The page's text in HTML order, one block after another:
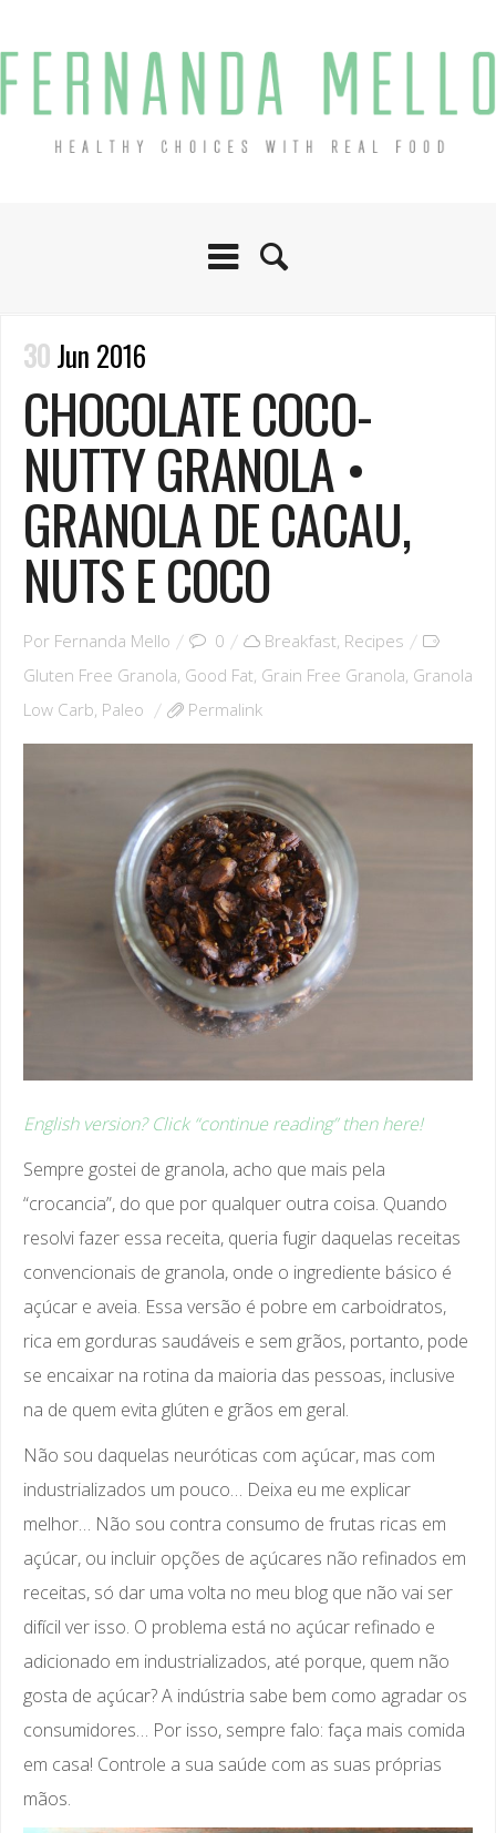
30Jun 2016
CHOCOLATE COCO-
NUTTY GRANOLA •
GRANOLA DE CACAU,
NUTS E COCO
Por Fernanda Mello 0 Breakfast, Recipes
Gluten Free Granola, Good Fat, Grain Free Granola, Granola
Low Carb, Paleo Permalink
English version? Click “continue reading” then here!
Sempre gostei de granola, acho que mais pela
“crocancia”, do que por qualquer outra coisa. Quando
resolvi fazer essa receita, queria fugir daquelas receitas
convencionais de granola, onde o ingrediente básico é
açúcar e aveia. Essa versão é pobre em carboidratos,
rica em gorduras saudáveis e sem grãos, portanto, pode
se encaixar na rotina da maioria das pessoas, inclusive
na de quem evita glúten e grãos em geral.
Não sou daquelas neuróticas com açúcar, mas com
industrializados um pouco… Deixa eu me explicar
melhor… Não sou contra consumo de frutas ricas em
açúcar, ou incluir opções de açúcares não refinados em
receitas, só dar uma volta no meu blog que não vai ser
difícil ver isso. O problema está no açúcar refinado e
adicionado em industrializados, até porque, quem não
gosta de açúcar? A indústria sabe bem como agradar os
consumidores… Por isso, sempre falo: faça mais comida
em casa! Controle a sua saúde com as suas próprias
mãos.